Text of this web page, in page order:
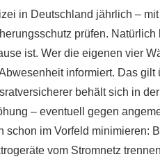
in Deutschland jährlich –
prüfen.
ist. Wer die eigenen vier
informiert. Das
behält sich in
– eventuell gegen
im Vorfeld minimieren:
vom Stromnetz